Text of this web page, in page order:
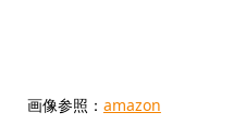
画像参照： amazon